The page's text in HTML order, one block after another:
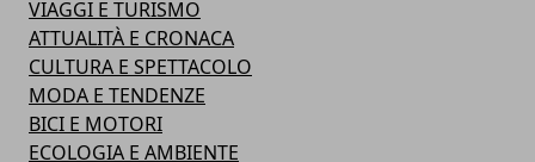
VIAGGI E TURISMO
ATTUALITÀ E CRONACA
CULTURA E SPETTACOLO
MODA E TENDENZE
BICI E MOTORI
ECOLOGIA E AMBIENTE